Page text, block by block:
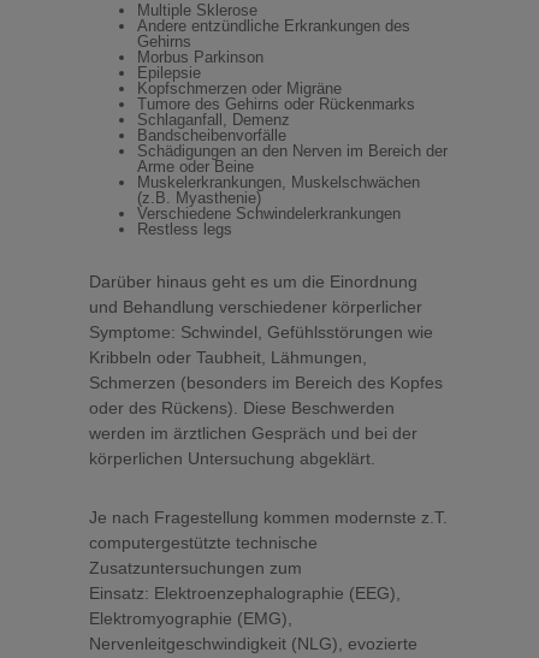
Multiple Sklerose
Andere entzündliche Erkrankungen des
Gehirns
Morbus Parkinson
Epilepsie
Kopfschmerzen oder Migräne
Tumore des Gehirns oder Rückenmarks
Schlaganfall, Demenz
Bandscheibenvorfälle
Schädigungen an den Nerven im Bereich der
Arme oder Beine
Muskelerkrankungen, Muskelschwächen
(z.B. Myasthenie)
Verschiedene Schwindelerkrankungen
Restless legs
Darüber hinaus geht es um die Einordnung
und Behandlung verschiedener körperlicher
Symptome: Schwindel, Gefühlsstörungen wie
Kribbeln oder Taubheit, Lähmungen,
Schmerzen (besonders im Bereich des Kopfes
oder des Rückens). Diese Beschwerden
werden im ärztlichen Gespräch und bei der
körperlichen Untersuchung abgeklärt.
Je nach Fragestellung kommen modernste z.T.
computergestützte technische
Zusatzuntersuchungen zum
Einsatz: Elektroenzephalographie (EEG),
Elektromyographie (EMG),
Nervenleitgeschwindigkeit (NLG), evozierte